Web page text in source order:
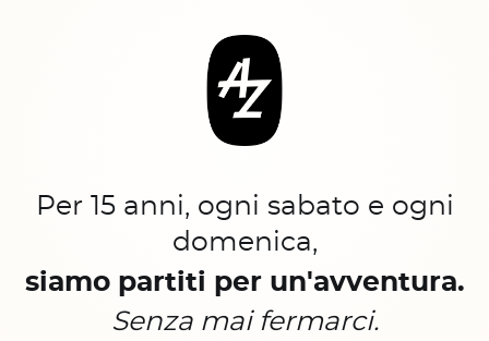
Per 15 anni, ogni sabato e ogni
domenica,
siamo partiti per un'avventura.
Senza mai fermarci.